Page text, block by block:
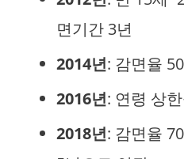
면기간 3년
2014년: 감면율
2016년: 연령 상
2018년: 감면율